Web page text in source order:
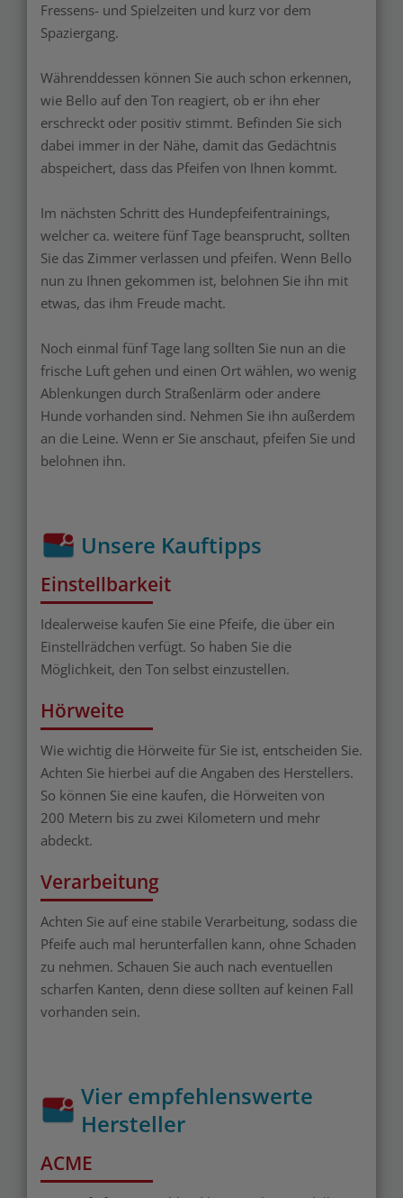
Fressens- und Spielzeiten und kurz vor dem
Spaziergang.
Währenddessen können Sie auch schon erkennen,
wie Bello auf den Ton reagiert, ob er ihn eher
erschreckt oder positiv stimmt. Befinden Sie sich
dabei immer in der Nähe, damit das Gedächtnis
abspeichert, dass das Pfeifen von Ihnen kommt.
Im nächsten Schritt des Hundepfeifentrainings,
welcher ca. weitere fünf Tage beansprucht, sollten
Sie das Zimmer verlassen und pfeifen. Wenn Bello
nun zu Ihnen gekommen ist, belohnen Sie ihn mit
etwas, das ihm Freude macht.
Noch einmal fünf Tage lang sollten Sie nun an die
frische Luft gehen und einen Ort wählen, wo wenig
Ablenkungen durch Straßenlärm oder andere
Hunde vorhanden sind. Nehmen Sie ihn außerdem
an die Leine. Wenn er Sie anschaut, pfeifen Sie und
belohnen ihn.
Unsere Kauftipps
Einstellbarkeit
Idealerweise kaufen Sie eine Pfeife, die über ein
Einstellrädchen verfügt. So haben Sie die
Möglichkeit, den Ton selbst einzustellen.
Hörweite
Wie wichtig die Hörweite für Sie ist, entscheiden Sie.
Achten Sie hierbei auf die Angaben des Herstellers.
So können Sie eine kaufen, die Hörweiten von
200 Metern bis zu zwei Kilometern und mehr
abdeckt.
Verarbeitung
Achten Sie auf eine stabile Verarbeitung, sodass die
Pfeife auch mal herunterfallen kann, ohne Schaden
zu nehmen. Schauen Sie auch nach eventuellen
scharfen Kanten, denn diese sollten auf keinen Fall
vorhanden sein.
Vier empfehlenswerte
Hersteller
ACME